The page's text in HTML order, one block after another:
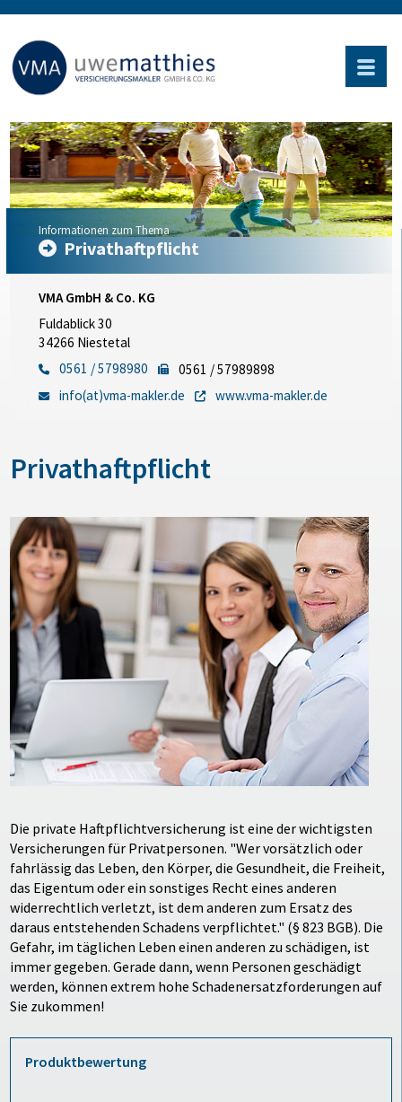
Informationen zum Thema
Privathaftpflicht
VMA GmbH & Co. KG
Fuldablick 30
34266 Niestetal
0561 / 5798980
0561 / 57989898
info(at)vma-makler.de
www.vma-makler.de
Privathaftpflicht
Die private Haftpflichtversicherung ist eine der wichtigsten
Versicherungen für Privatpersonen. "Wer vorsätzlich oder
fahrlässig das Leben, den Körper, die Gesundheit, die Freiheit,
das Eigentum oder ein sonstiges Recht eines anderen
widerrechtlich verletzt, ist dem anderen zum Ersatz des
daraus entstehenden Schadens verpflichtet." (§ 823 BGB). Die
Gefahr, im täglichen Leben einen anderen zu schädigen, ist
immer gegeben. Gerade dann, wenn Personen geschädigt
werden, können extrem hohe Schadenersatzforderungen auf
Sie zukommen!
Produktbewertung